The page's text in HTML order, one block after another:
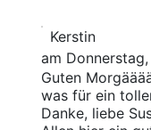
Kerstin
am
Guten
was für ein
Danke, liebe